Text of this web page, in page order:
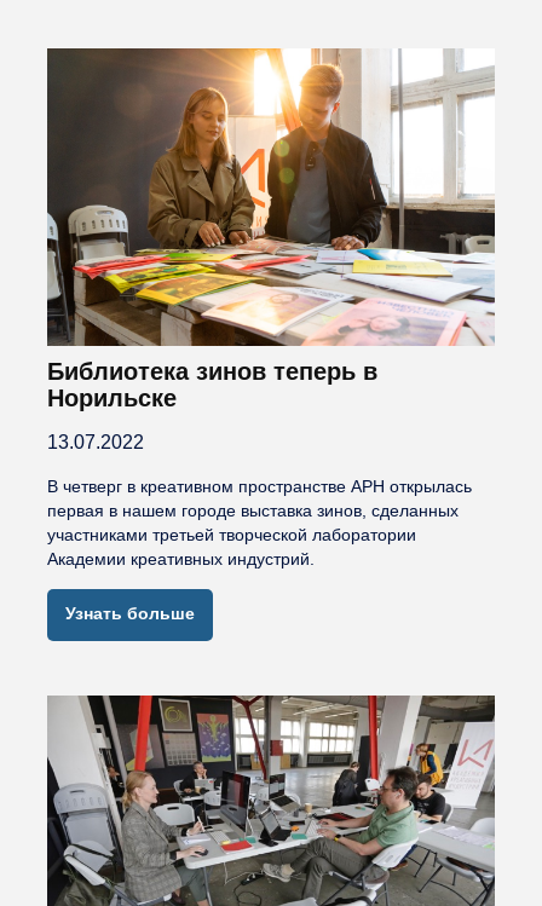
Библиотека зинов теперь в
Норильске
13.07.2022
В четверг в креативном пространстве АРН открылась
первая в нашем городе выставка зинов, сделанных
участниками третьей творческой лаборатории
Академии креативных индустрий.
Узнать больше